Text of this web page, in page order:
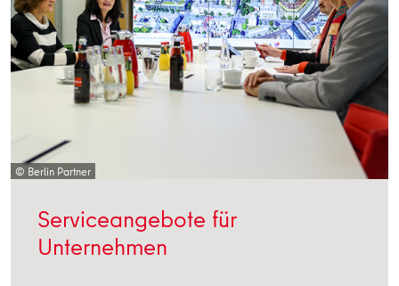
© Berlin Partner
Serviceangebote für
Unternehmen